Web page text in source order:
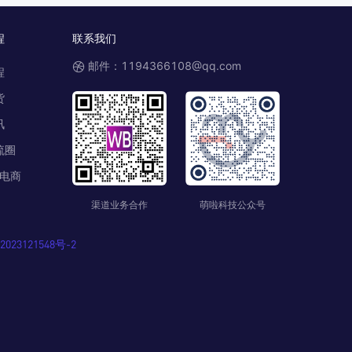
圈
商
联系我们
邮件：1194366108@qq.com
渠道业务合作 萌啦科技公众号
号-2